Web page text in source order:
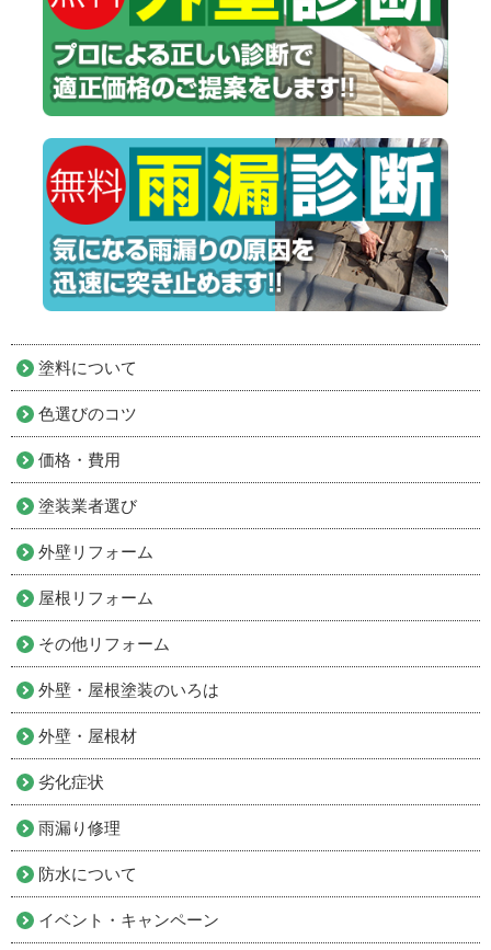
塗料について
色選びのコツ
価格・費用
塗装業者選び
外壁リフォーム
屋根リフォーム
その他リフォーム
外壁・屋根塗装のいろは
外壁・屋根材
劣化症状
雨漏り修理
防水について
イベント・キャンペーン